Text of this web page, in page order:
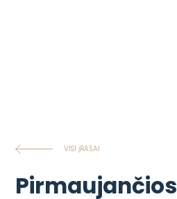
VISI ĮRAŠAI
Pirmaujančios